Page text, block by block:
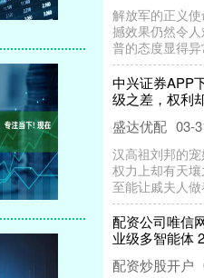
解放军的正义
撼效果仍然令
普的态度显得
中兴证券APP
级之差，权利
盛达优配 03-
汉高祖刘邦的
权力上却有天
至能让戚夫人
配资公司唯信
业级多智能体
配资炒股开户